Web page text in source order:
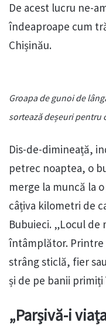
De acest lucru ne-
îndeaproape cum
Chișinău.
Groapa de gunoi de
sortează deșeuri pentru
Dis-de-dimineață,
petrec noaptea, o
merge la muncă la
câțiva kilometri de
Bubuieci. „Locul de
întâmplător. Printre
strâng sticlă, fier
și de pe banii
„Parșivă-i